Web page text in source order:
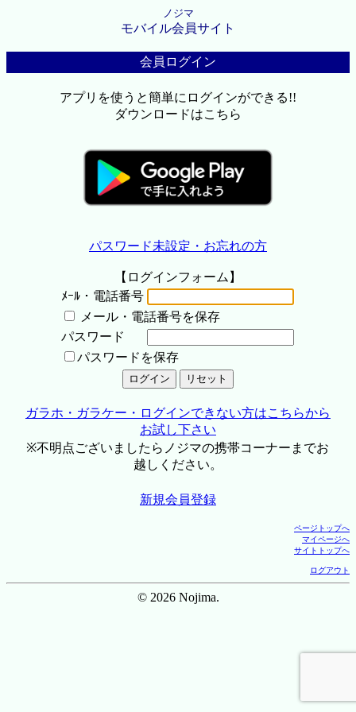
ノジマ
モバイル会員サイト
会員ログイン
アプリを使うと簡単にログインができる!!
ダウンロードはこちら
パスワード未設定・お忘れの方
【ログインフォーム】
ﾒｰﾙ・電話番号
メール・電話番号を保存
パスワード
パスワードを保存
ガラホ・ガラケー・ログインできない方はこちらから
お試し下さい
※不明点ございましたらノジマの携帯コーナーまでお
越しください。
新規会員登録
ページトップへ
マイページへ
サイトトップへ
ログアウト
© 2026 Nojima.